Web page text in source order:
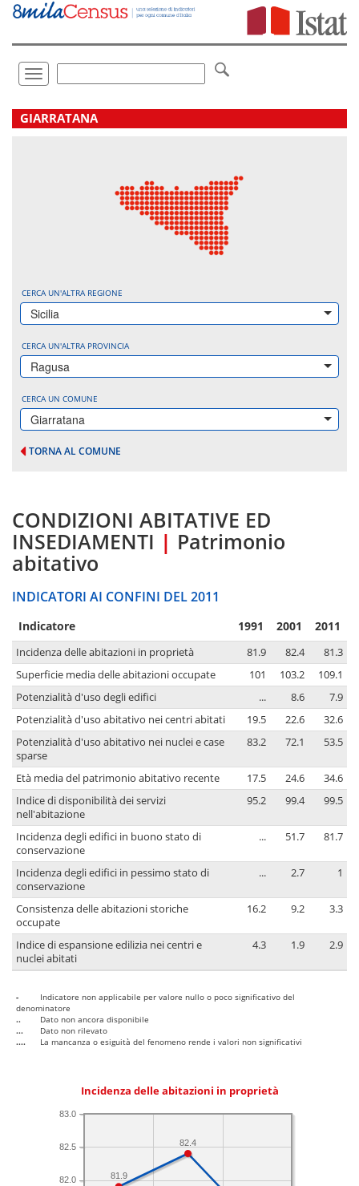
Vai
direttamente
Toggle
navigation
.
GIARRATANA
CERCA UN'ALTRA REGIONE
Sicilia
CERCA UN'ALTRA PROVINCIA
Ragusa
CERCA UN COMUNE
Giarratana
TORNA AL COMUNE
CONDIZIONI ABITATIVE ED
INSEDIAMENTI | Patrimonio
abitativo
INDICATORI AI CONFINI DEL 2011
Indicatore 1991 2001 2011
Incidenza delle abitazioni in proprietà 81.9 82.4
81.3
Superficie media delle abitazioni occupate
101 103.2
109.1
Potenzialità d'uso degli edifici
... 8.6
7.9
Potenzialità d'uso abitativo nei centri abitati
19.5 22.6
32.6
Potenzialità d'uso abitativo nei nuclei e case
sparse
83.2 72.1 53.5
Età media del patrimonio abitativo recente 17.5 24.6
34.6
Indice di disponibilità dei servizi
nell'abitazione
95.2 99.4 99.5
Incidenza degli edifici in buono stato di
conservazione
... 51.7 81.7
Incidenza degli edifici in pessimo stato di
conservazione
... 2.7 1
Consistenza delle abitazioni storiche
occupate
16.2 9.2 3.3
Indice di espansione edilizia nei centri e
nuclei abitati
4.3 1.9 2.9
-
Indicatore non applicabile per valore nullo o poco significativo del
denominatore
..
Dato non ancora disponibile
...
Dato non rilevato
....
La mancanza o esiguità del fenomeno rende i valori non significativi
Incidenza delle abitazioni in proprietà
82.0
82.5
83.0
82.4
81.9